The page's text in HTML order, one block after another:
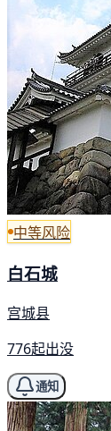
中等风险
白石城
宫城县
776起出没
通知